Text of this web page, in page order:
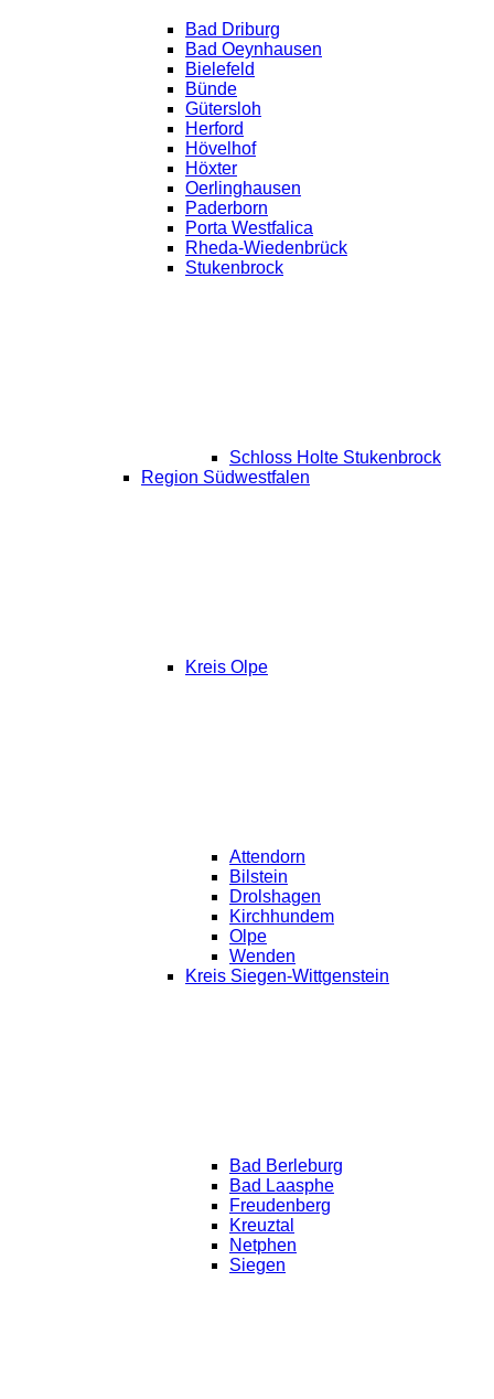
Bad Driburg
Bad Oeynhausen
Bielefeld
Bünde
Gütersloh
Herford
Hövelhof
Höxter
Oerlinghausen
Paderborn
Porta Westfalica
Rheda-Wiedenbrück
Stukenbrock
Schloss Holte Stukenbrock
Region Südwestfalen
Kreis Olpe
Attendorn
Bilstein
Drolshagen
Kirchhundem
Olpe
Wenden
Kreis Siegen-Wittgenstein
Bad Berleburg
Bad Laasphe
Freudenberg
Kreuztal
Netphen
Siegen